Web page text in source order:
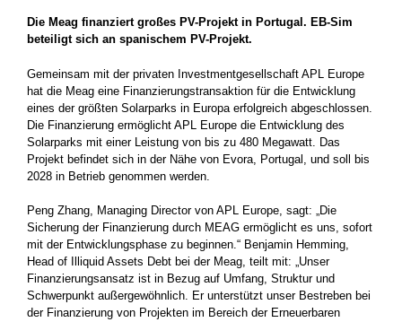
Die Meag finanziert großes PV-Projekt in Portugal. EB-Sim
beteiligt sich an spanischem PV-Projekt.
Gemeinsam mit der privaten Investmentgesellschaft APL Europe
hat die Meag eine Finanzierungstransaktion für die Entwicklung
eines der größten Solarparks in Europa erfolgreich abgeschlossen.
Die Finanzierung ermöglicht APL Europe die Entwicklung des
Solarparks mit einer Leistung von bis zu 480 Megawatt. Das
Projekt befindet sich in der Nähe von Evora, Portugal, und soll bis
2028 in Betrieb genommen werden.
Peng Zhang, Managing Director von APL Europe, sagt: „Die
Sicherung der Finanzierung durch MEAG ermöglicht es uns, sofort
mit der Entwicklungsphase zu beginnen.“ Benjamin Hemming,
Head of Illiquid Assets Debt bei der Meag, teilt mit: „Unser
Finanzierungsansatz ist in Bezug auf Umfang, Struktur und
Schwerpunkt außergewöhnlich. Er unterstützt unser Bestreben bei
der Finanzierung von Projekten im Bereich der Erneuerbaren